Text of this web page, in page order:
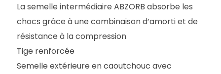
La semelle intermédiaire ABZORB absorbe les
chocs grâce à une combinaison d’amorti et de
résistance à la compression
Tige renforcée
Semelle extérieure en caoutchouc avec